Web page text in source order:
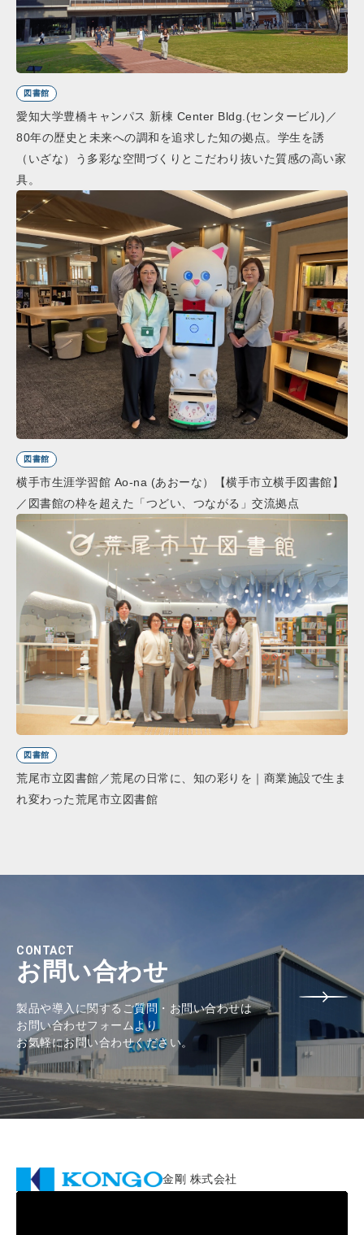
図書館
愛知大学豊橋キャンパス 新棟 Center Bldg.(センタービル)／
80年の歴史と未来への調和を追求した知の拠点。学生を誘
（いざな）う多彩な空間づくりとこだわり抜いた質感の高い家
具。
図書館
横手市生涯学習館 Ao-na (あおーな）【横手市立横手図書館】
／図書館の枠を超えた「つどい、つながる」交流拠点
図書館
荒尾市立図書館／荒尾の日常に、知の彩りを｜商業施設で生ま
れ変わった荒尾市立図書館
CONTACT
お問い合わせ
製品や導入に関するご質問・お問い合わせは
お問い合わせフォームより
お気軽にお問い合わせください。
金剛 株式会社